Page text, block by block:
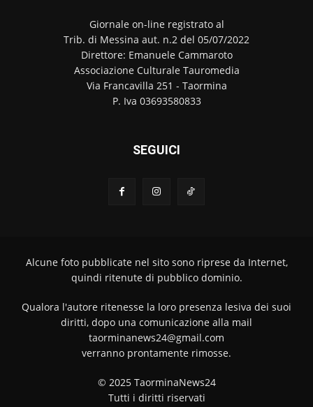
Giornale on-line registrato al
Trib. di Messina aut. n.2 del 05/07/2022
Direttore: Emanuele Cammaroto
Associazione Culturale Tauromedia
Via Francavilla 251 - Taormina
P. Iva 03693580833
SEGUICI
Alcune foto pubblicate nel sito sono riprese da Internet,
quindi ritenute di pubblico dominio.
Qualora l'autore ritenesse la loro presenza lesiva dei suoi
diritti, dopo una comunicazione alla mail
taorminanews24@gmail.com
verranno prontamente rimosse.
© 2025 TaorminaNews24
Tutti i diritti riservati